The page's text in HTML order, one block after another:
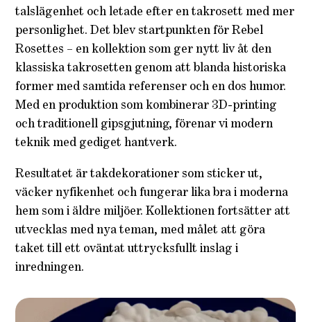
talslägenhet och letade efter en takrosett med mer
personlighet. Det blev startpunkten för Rebel
Rosettes – en kollektion som ger nytt liv åt den
klassiska takrosetten genom att blanda historiska
former med samtida referenser och en dos humor.
Med en produktion som kombinerar 3D-printing
och traditionell gipsgjutning, förenar vi modern
teknik med gediget hantverk.
Resultatet är takdekorationer som sticker ut,
väcker nyfikenhet och fungerar lika bra i moderna
hem som i äldre miljöer. Kollektionen fortsätter att
utvecklas med nya teman, med målet att göra
taket till ett oväntat uttrycksfullt inslag i
inredningen.